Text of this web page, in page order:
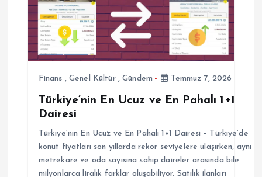
n
m
Finans ,Genel Kültür,Gündem Temmuz 7, 2026
Türkiye’nin En Ucuz ve En Pahalı 1+1
Dairesi
Türkiye’nin En Ucuz ve En Pahalı 1+1 Dairesi – Türkiye’de
konut fiyatları son yıllarda rekor seviyelere ulaşırken, aynı
metrekare ve oda sayısına sahip daireler arasında bile
milyonlarca liralık farklar oluşabiliyor. Satılık ilanları